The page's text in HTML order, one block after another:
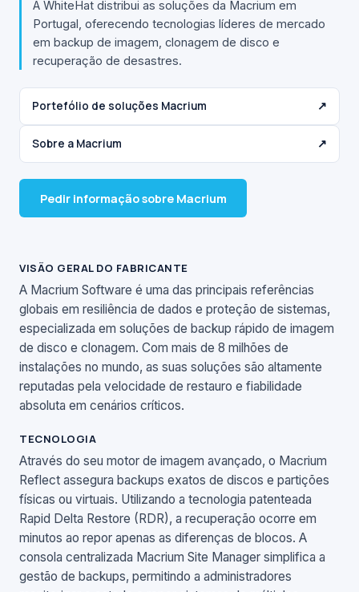
A WhiteHat distribui as soluções da Macrium em
Portugal, oferecendo tecnologias líderes de mercado
em backup de imagem, clonagem de disco e
recuperação de desastres.
Portefólio de soluções Macrium ↗
Sobre a Macrium ↗
Pedir informação sobre Macrium
VISÃO GERAL DO FABRICANTE
A Macrium Software é uma das principais referências
globais em resiliência de dados e proteção de sistemas,
especializada em soluções de backup rápido de imagem
de disco e clonagem. Com mais de 8 milhões de
instalações no mundo, as suas soluções são altamente
reputadas pela velocidade de restauro e fiabilidade
absoluta em cenários críticos.
TECNOLOGIA
Através do seu motor de imagem avançado, o Macrium
Reflect assegura backups exatos de discos e partições
físicas ou virtuais. Utilizando a tecnologia patenteada
Rapid Delta Restore (RDR), a recuperação ocorre em
minutos ao repor apenas as diferenças de blocos. A
consola centralizada Macrium Site Manager simplifica a
gestão de backups, permitindo a administradores